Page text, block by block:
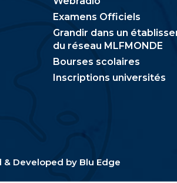
Examens Officiels
Grandir dans un
du réseau MLFMONDE
Bourses scolaires
Inscriptions universités
& Developed by Blu Edge